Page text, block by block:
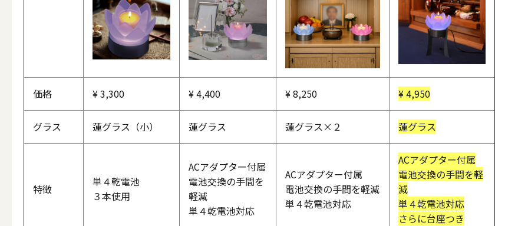
手作りキャンドル
ALL 手作りキット
本格手作りキャンドル材料
価格 ¥3,300 ¥4,400 ¥8,250 ¥4,950
グラス 蓮グラス（小） 蓮グラス 蓮グラス×２ 蓮グラス
特徴
単４乾電池
３本使用
ACアダプター付属
電池交換の手間を
軽減
単４乾電池対応
ACアダプター付属
電池交換の手間を軽減
単４乾電池対応
ACアダプター付属
電池交換の手間を軽
減
単４乾電池対応
さらに台座つき